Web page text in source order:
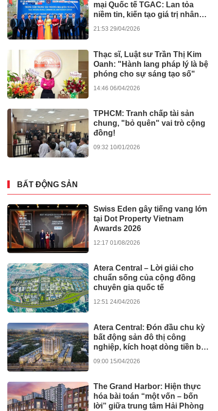
mại Quốc tế TGAC: Lan tỏa
niềm tin, kiến tạo giá trị nhân
21:53 29/04/2026
Thạc sĩ, Luật sư Trần Thị Kim
Oanh: "Hành lang pháp lý là bệ
phóng cho sự sáng tạo số"
14:46 06/04/2026
TPHCM: Tranh chấp tài sản
chung, "bỏ quên" vai trò cộng
đồng!
09:32 10/01/2026
BẤT ĐỘNG SẢN
Swiss Eden gây tiếng vang lớn
tại Dot Property Vietnam
Awards 2026
12:17 01/08/2026
Atera Central – Lời giải cho
chuẩn sống của cộng đồng
chuyên gia quốc tế
12:51 24/04/2026
Atera Central: Đón đầu chu kỳ
bất động sản đô thị công
nghiệp, kích hoạt dòng tiền bền
09:00 15/04/2026
The Grand Harbor: Hiện thực
hóa bài toán “một vốn – bốn
lời” giữa trung tâm Hải Phòng